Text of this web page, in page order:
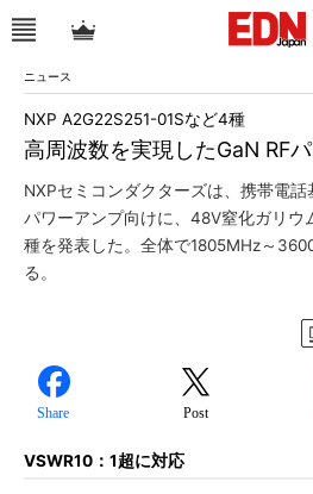
ニュース
高周波数を実現したGaN RF
NXP A2G22S251-01Sなど4種
NXPセミコンダクターズは、携帯電
パワーアンプ向けに、48V窒化ガリウ
種を発表した。全体で1805MHz～
る。
Share Post
VSWR10：1超に対応